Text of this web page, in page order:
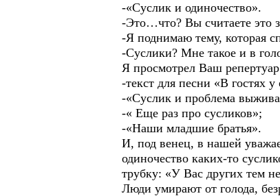
-«Суслик и одиночество».
-Это…что? Вы считаете это
-Я поднимаю тему, которая
-Суслики? Мне такое и в
Я просмотрел Ваш
-текст для песни «В гостях у
-«Суслик и проблема
-« Еще раз про сусликов»;
-«Наши младшие братья».
И, под венец, в нашей
одиночество каких-то
трубку: «У Вас других тем
Люди умирают от голода,